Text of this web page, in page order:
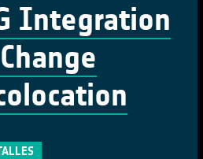
Integration